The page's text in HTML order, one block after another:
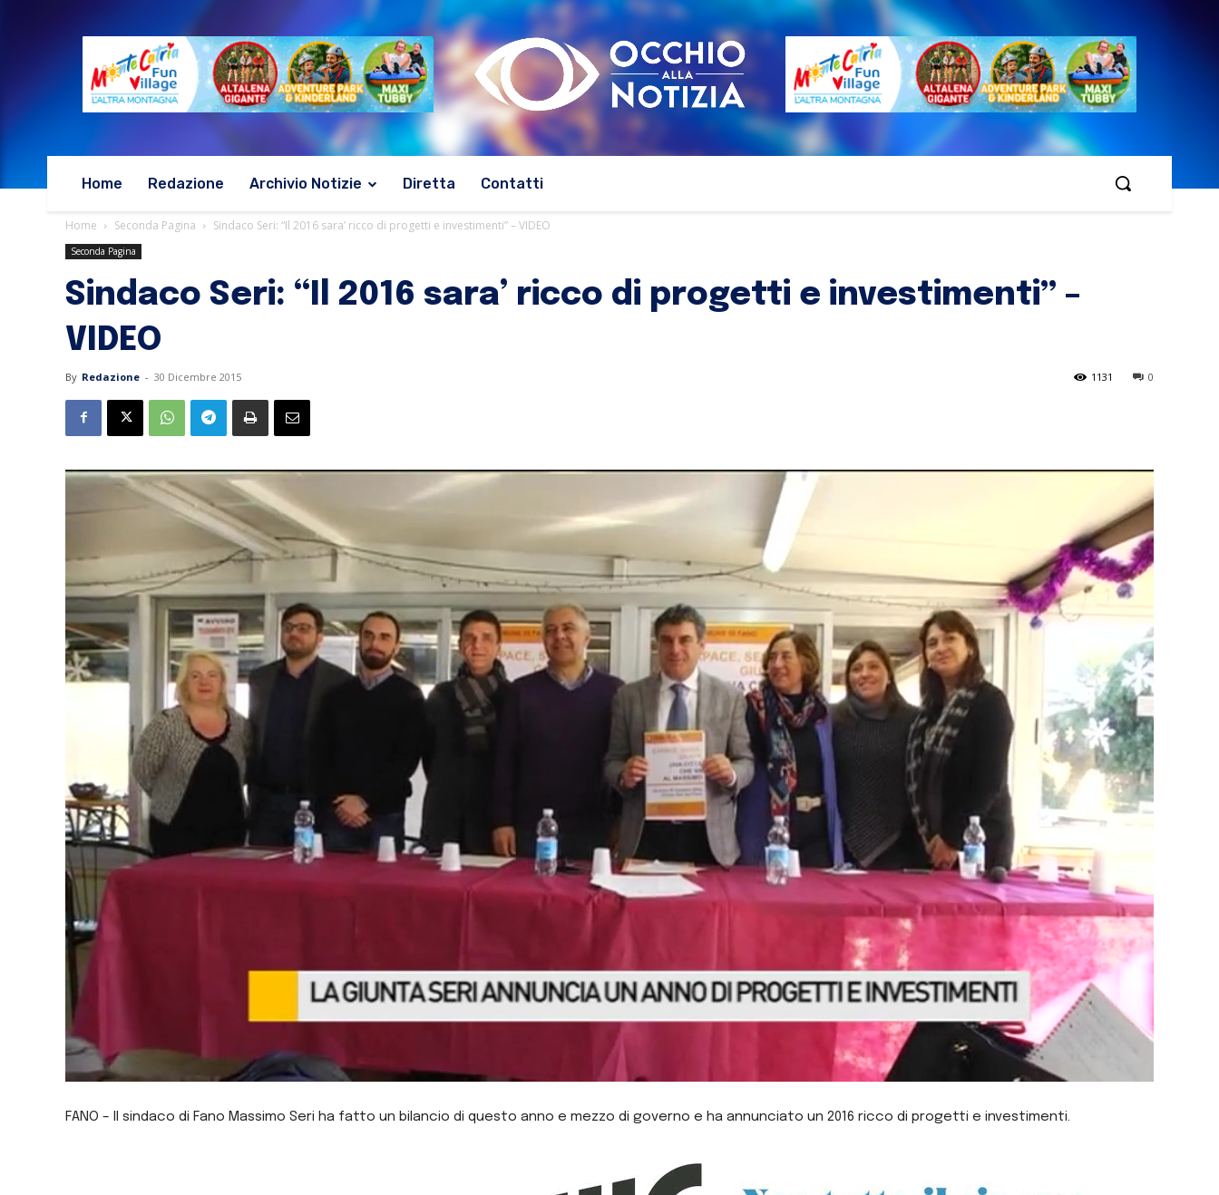
Home Redazione Archivio Notizie Diretta Contatti
Home Seconda Pagina Sindaco Seri: “Il 2016 sara’ ricco di progetti e investimenti” – VIDEO
Seconda Pagina
Sindaco Seri: “Il 2016 sara’ ricco di progetti e investimenti” –
VIDEO
By Redazione - 30 Dicembre 2015 0
1131
FANO – Il sindaco di Fano Massimo Seri ha fatto un bilancio di questo anno e mezzo di governo e ha annunciato un 2016 ricco di progetti e investimenti.